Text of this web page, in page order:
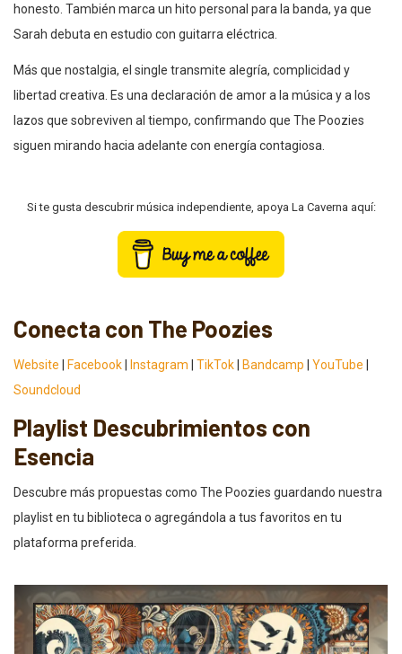
honesto. También marca un hito personal para la banda, ya que
Sarah debuta en estudio con guitarra eléctrica.
Más que nostalgia, el single transmite alegría, complicidad y
libertad creativa. Es una declaración de amor a la música y a los
lazos que sobreviven al tiempo, confirmando que The Poozies
siguen mirando hacia adelante con energía contagiosa.
Si te gusta descubrir música independiente, apoya La Caverna aquí:
Conecta con The Poozies
Website Facebook Instagram TikTok Bandcamp YouTube
Soundcloud
Playlist Descubrimientos con
Esencia
Descubre más propuestas como The Poozies guardando nuestra
playlist en tu biblioteca o agregándola a tus favoritos en tu
plataforma preferida.